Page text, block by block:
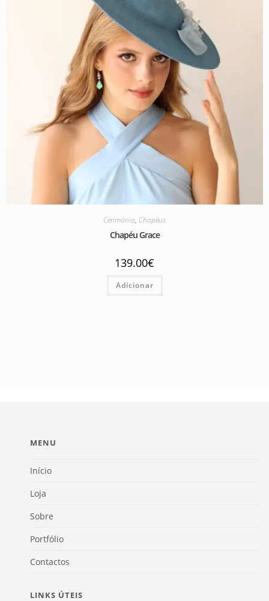
Cerimónia, Chapéus
Chapéu Grace
139.00€
Adicionar
MENU
Início
Loja
Sobre
Portfólio
Contactos
LINKS ÚTEIS